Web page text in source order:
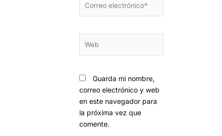
Guarda mi nombre,
correo electrónico y web
en este navegador para
la próxima vez que
comente.